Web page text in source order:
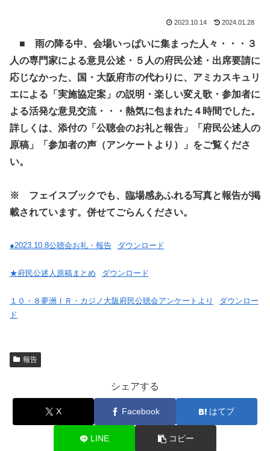
2023.10.14 2024.01.28
■ 雨の降る中、会場いっぱいに集まった人々・・・３
人の専門家による意見公述・５人の府民公述・出席要請に
応じなかった、国・大阪府市の代わりに、アミカスキュリ
エによる「実施協定案」の説明・楽しい変え歌・参加者に
よる活発な意見交流・・・熱気に包まれた４時間でした。
詳しくは、添付の「公聴会のお礼と報告」「府民公述人の
原稿」「参加者の声（アンケートより）」をご覧くださ
い。
※ フェイスブックでも、臨場感あふれる写真と報告が掲
載されています。併せてごらんください。
●2023.10.8公聴会お礼・報告 ダウンロード
★府民公述人原稿まとめ ダウンロード
１０・８夢洲ＩＲ・カジノ大阪府民公聴会アンケートより
ダウンロー
ド
報告
シェアする
X Facebook はてブ
LINE コピー